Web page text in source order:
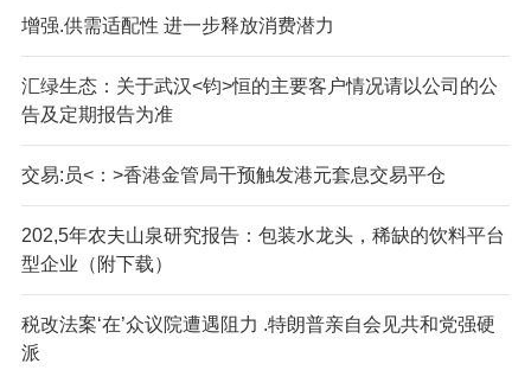
增强.供需适配性 进一步释放消费潜力
汇绿生态：关于武汉<钧>恒的主要客户情况请以公司的公
告及定期报告为准
交易:员<：>香港金管局干预触发港元套息交易平仓
202,5年农夫山泉研究报告：包装水龙头，稀缺的饮料平台
型企业（附下载）
税改法案‘在’众议院遭遇阻力 .特朗普亲自会见共和党强硬
派